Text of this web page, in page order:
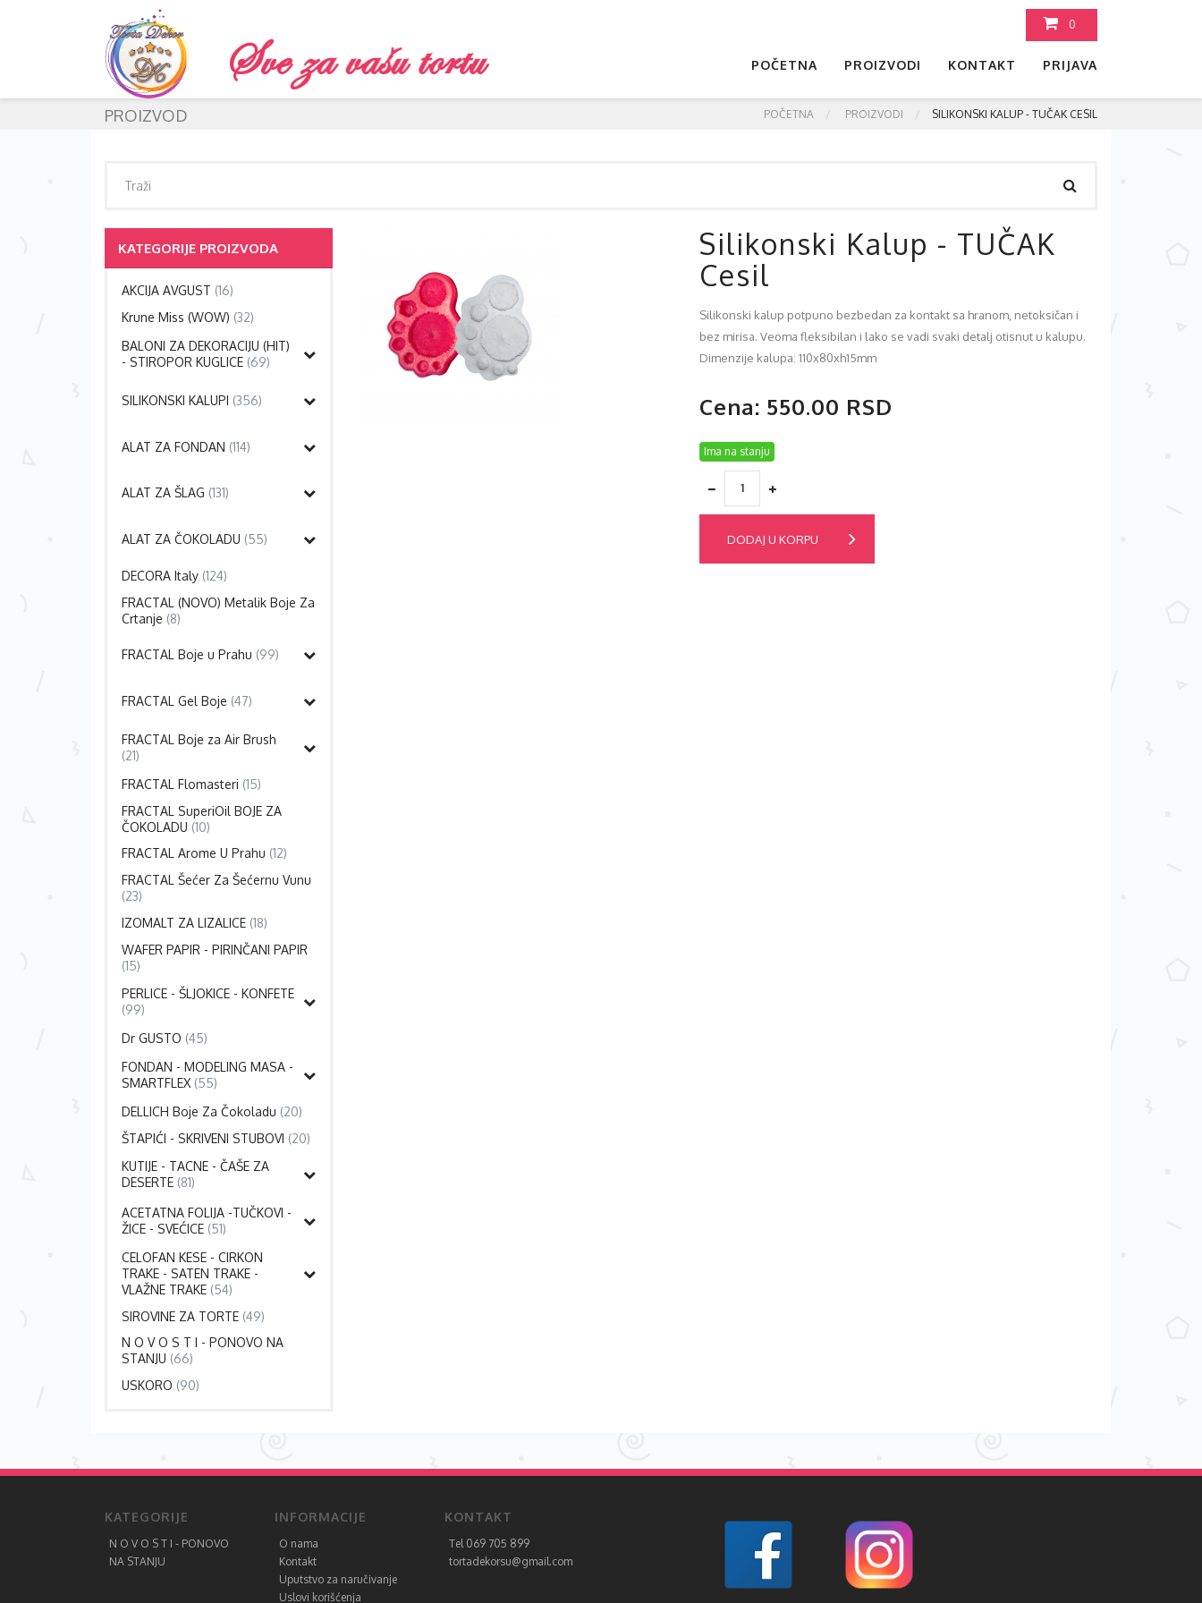
0
POČETNA PROIZVODI KONTAKT PRIJAVA
PROIZVOD POČETNA PROIZVODI SILIKONSKI KALUP - TUČAK CESIL
KATEGORIJE PROIZVODA
AKCIJA AVGUST (16)
Krune Miss (WOW) (32)
BALONI ZA DEKORACIJU (HIT)
- STIROPOR KUGLICE (69)
SILIKONSKI KALUPI (356)
ALAT ZA FONDAN (114)
ALAT ZA ŠLAG (131)
ALAT ZA ČOKOLADU (55)
DECORA Italy (124)
FRACTAL (NOVO) Metalik Boje Za
Crtanje (8)
FRACTAL Boje u Prahu (99)
FRACTAL Gel Boje (47)
FRACTAL Boje za Air Brush
(21)
FRACTAL Flomasteri (15)
FRACTAL SuperiOil BOJE ZA
ČOKOLADU (10)
FRACTAL Arome U Prahu (12)
FRACTAL Šećer Za Šećernu Vunu
(23)
IZOMALT ZA LIZALICE (18)
WAFER PAPIR - PIRINČANI PAPIR
(15)
PERLICE - ŠLJOKICE - KONFETE
(99)
Dr GUSTO (45)
FONDAN - MODELING MASA -
SMARTFLEX (55)
DELLICH Boje Za Čokoladu (20)
ŠTAPIĆI - SKRIVENI STUBOVI (20)
KUTIJE - TACNE - ČAŠE ZA
DESERTE (81)
ACETATNA FOLIJA -TUČKOVI -
ŽICE - SVEĆICE (51)
CELOFAN KESE - CIRKON
TRAKE - SATEN TRAKE -
VLAŽNE TRAKE (54)
SIROVINE ZA TORTE (49)
N O V O S T I - PONOVO NA
STANJU (66)
USKORO (90)
Silikonski Kalup - TUČAK
Cesil
Silikonski kalup potpuno bezbedan za kontakt sa hranom, netoksičan i
bez mirisa. Veoma fleksibilan i lako se vadi svaki detalj otisnut u kalupu.
Dimenzije kalupa: 110x80xh15mm
Cena: 550.00 RSD
Ima na stanju
DODAJ U KORPU
KATEGORIJE
N O V O S T I - PONOVO
NA STANJU
INFORMACIJE
O nama
Kontakt
Uputstvo za naručivanje
Uslovi korišćenja
KONTAKT
Tel 069 705 899
tortadekorsu@gmail.com